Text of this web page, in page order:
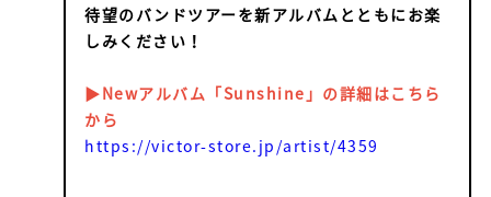
待望のバンドツアーを新アルバムとともにお楽
しみください！
▶Newアルバム「Sunshine」の詳細はこちら
から
https://victor-store.jp/artist/4359